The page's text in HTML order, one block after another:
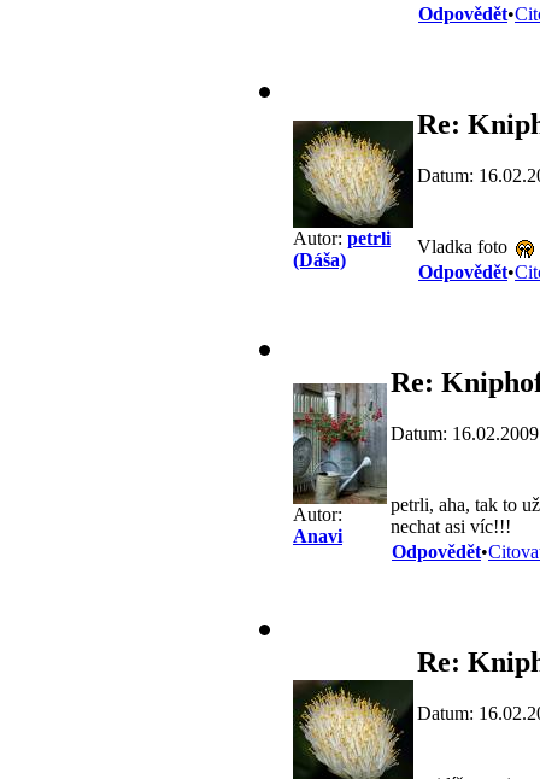
Odpovědět•
Autor: petrli
(Dáša)
Re:
Datum:
Vladka foto
Odpovědět•
Autor:
Anavi
Re:
Datum:
petrli, aha, tak to
nechat asi víc!!!
Odpovědět•
Re:
Datum: